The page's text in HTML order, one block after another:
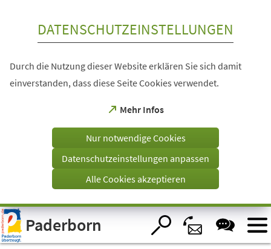
Visuelle
Assistenzsoftware
öffnen.
DATENSCHUTZEINSTELLUNGEN
Durch die Nutzung dieser Website erklären Sie sich damit
einverstanden, dass diese Seite Cookies verwendet.
Mehr Infos
(Öffnet
einem
Tab)
Nur notwendige Cookies
Datenschutzeinstellungen anpassen
Alle Cookies akzeptieren
Paderborn